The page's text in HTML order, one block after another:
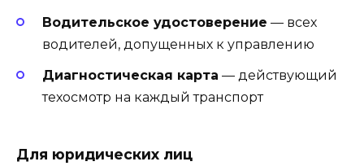
Водительское удостоверение — всех
водителей, допущенных к управлению
Диагностическая карта — действующий
техосмотр на каждый транспорт
Для юридических лиц